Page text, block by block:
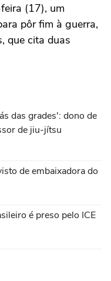
(17), um
pôr fim à guerra,
que cita duas
das grades': dono de
de jiu-jítsu
de embaixadora do
é preso pelo ICE